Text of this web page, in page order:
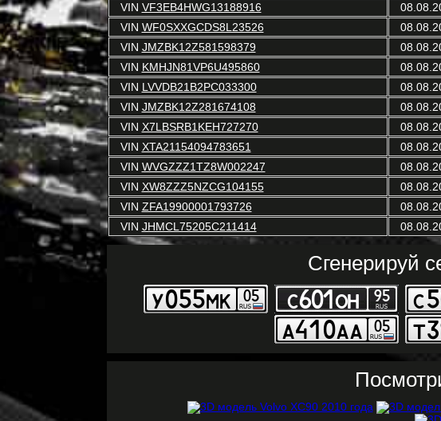
VIN VF3EB4HWG13188916
VIN WF0SXXGCDS8L23526
VIN JMZBK12Z581598379
VIN KMHJN81VP6U495860
VIN LVVDB21B2PC033300
VIN JMZBK12Z281674108
VIN X7LBSRB1KEH727270
VIN XTA21154094783651
VIN WVGZZZ1TZ8W002247
VIN XW8ZZZ5NZCG104155
VIN ZFA19900001793726
VIN JHMCL75205C211414
Сгенерируй